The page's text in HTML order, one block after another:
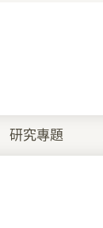
研究專題